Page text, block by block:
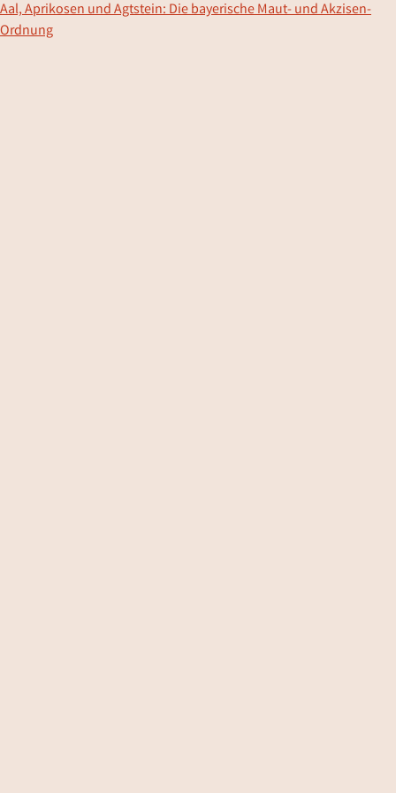
Aal, Aprikosen und Agtstein: Die bayerische Maut- und Akzisen-
Ordnung